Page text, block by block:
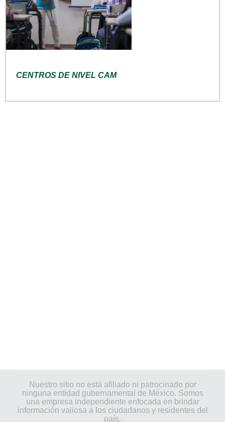
CENTROS DE NIVEL CAM
Nuestro sitio no está afiliado ni patrocinado por
ninguna entidad gubernamental de México. Somos
una empresa independiente enfocada en brindar
información valiosa a los ciudadanos y residentes del
país.